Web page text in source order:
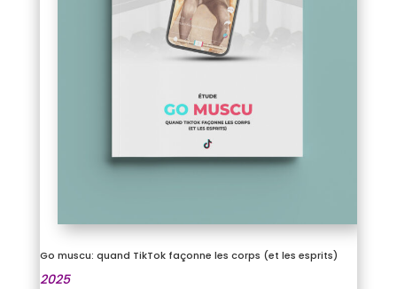
Go muscu: quand TikTok façonne les corps (et les esprits)
2025